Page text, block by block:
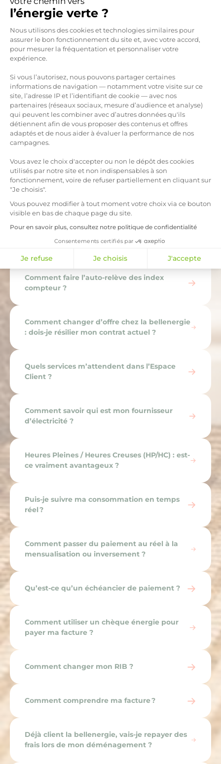
l’énergie verte ?
Plateforme de Gestion du
Nous utilisons des cookies et technologies similaires pour
assurer le bon fonctionnement du site et, avec votre accord,
pour mesurer la fréquentation et personnaliser votre
expérience.
Si vous l’autorisez, nous pouvons partager certaines
informations de navigation — notamment votre visite sur ce
site, l’adresse IP et l’identifiant de cookie — avec nos
partenaires (réseaux sociaux, mesure d’audience et analyse)
qui peuvent les combiner avec d’autres données qu'ils
détiennent afin de vous proposer des contenus et offres
adaptés et de nous aider à évaluer la performance de nos
campagnes.
Vous avez le choix d'accepter ou non le dépôt des cookies
utilisés par notre site et non indispensables à son
fonctionnement, voire de refuser partiellement en cliquant sur
"Je choisis".
Vous pouvez modifier à tout moment votre choix via ce bouton
visible en bas de chaque page du site.
Pour en savoir plus, consultez notre politique de confidentialité
Consentements certifiés par
Je refuse Je choisis J'accepte
Axeptio consent
Est-ce que la bellenergie me prévient si ma
puissance est surdimensionnée ?
Pourquoi choisir de changer de fournisseur
d’électricité ?
Quelles prestations le Service Client fournit-
il ?
Comment puis-je bénéficier du Chèque
Énergie ?
Comment résilier mon contrat d’électricité ?
Comment changer ma mensualité ?
Comment faire l’auto-relève des index
compteur ?
Comment changer d’offre chez la bellenergie
: dois-je résilier mon contrat actuel ?
Quels services m’attendent dans l’Espace
Client ?
Comment savoir qui est mon fournisseur
d’électricité ?
Heures Pleines / Heures Creuses (HP/HC) : est-
ce vraiment avantageux ?
Puis-je suivre ma consommation en temps
réel ?
Comment passer du paiement au réel à la
mensualisation ou inversement ?
Qu’est-ce qu’un échéancier de paiement ?
Comment utiliser un chèque énergie pour
payer ma facture ?
Comment changer mon RIB ?
Comment comprendre ma facture ?
Déjà client la bellenergie, vais-je repayer des
frais lors de mon déménagement ?